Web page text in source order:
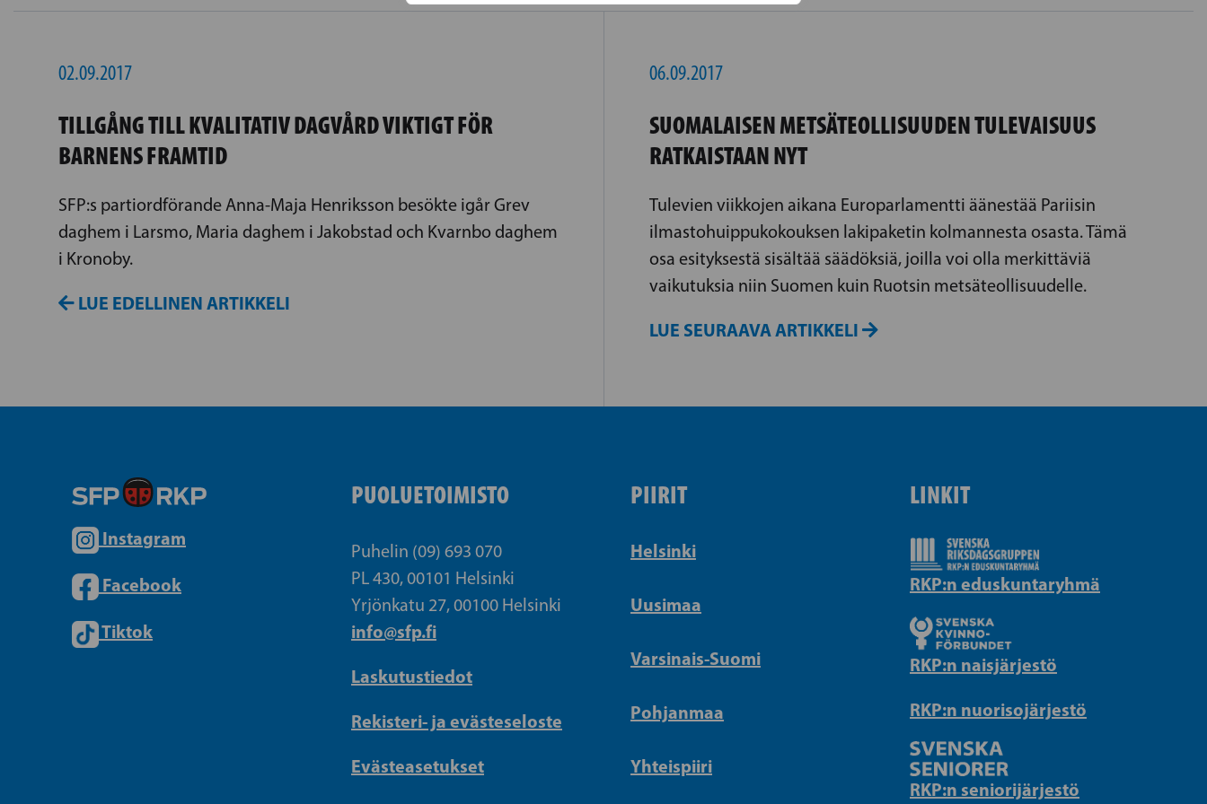
02.09.2017
TILLGÅNG TILL KVALITATIV DAGVÅRD VIKTIGT FÖR
BARNENS FRAMTID
SFP:s partiordförande Anna-Maja Henriksson besökte igår Grev
daghem i Larsmo, Maria daghem i Jakobstad och Kvarnbo daghem
i Kronoby.
LUE EDELLINEN ARTIKKELI
06.09.2017
SUOMALAISEN METSÄTEOLLISUUDEN TULEVAISUUS
RATKAISTAAN NYT
Tulevien viikkojen aikana Europarlamentti äänestää Pariisin
ilmastohuippukokouksen lakipaketin kolmannesta osasta. Tämä
osa esityksestä sisältää säädöksiä, joilla voi olla merkittäviä
vaikutuksia niin Suomen kuin Ruotsin metsäteollisuudelle.
LUE SEURAAVA ARTIKKELI
Instagram
Facebook
Tiktok
PUOLUETOIMISTO
Puhelin (09) 693 070
PL 430, 00101 Helsinki
Yrjönkatu 27, 00100 Helsinki
info@sfp.fi
Laskutustiedot
Rekisteri- ja evästeseloste
Evästeasetukset
PIIRIT
Helsinki
Uusimaa
Varsinais-Suomi
Pohjanmaa
Yhteispiiri
LINKIT
RKP:n eduskuntaryhmä
RKP:n naisjärjestö
RKP:n nuorisojärjestö
RKP:n seniorijärjestö